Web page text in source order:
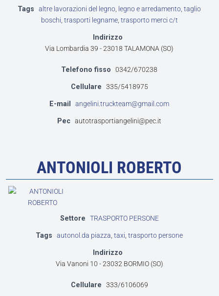
Tags altre lavorazioni del legno, legno e arredamento,taglio
boschi, trasporti legname, trasporto merci c/t
Indirizzo
Via Lombardia 39 - 23018 TALAMONA (SO)
Telefono fisso 0342/670238
Cellulare 335/5418975
E-mail angelini.truckteam@gmail.com
Pec autotrasportiangelini@pec.it
ANTONIOLI ROBERTO
Settore TRASPORTO PERSONE
Tags autonol.da piazza,taxi,trasporto persone
Indirizzo
Via Vanoni 10 - 23032 BORMIO (SO)
Cellulare 333/6106069